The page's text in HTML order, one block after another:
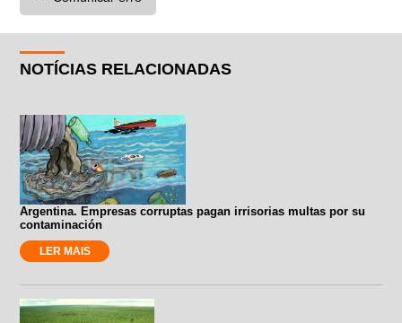
NOTÍCIAS RELACIONADAS
Argentina. Empresas corruptas pagan irrisorias multas por su
contaminación
LER MAIS